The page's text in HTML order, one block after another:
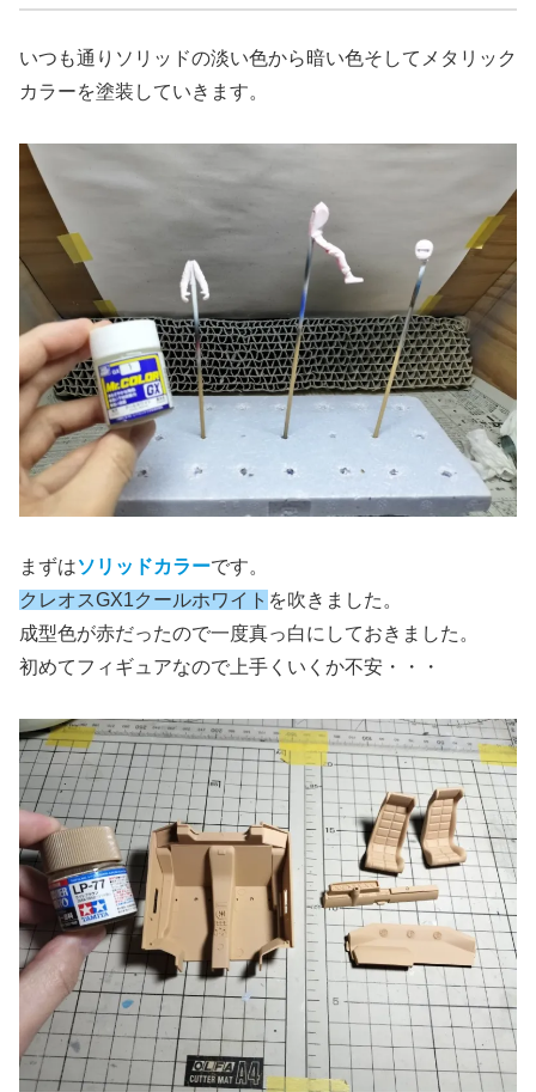
いつも通りソリッドの淡い色から暗い色そしてメタリック
カラーを塗装していきます。
まずはソリッドカラーです。
クレオスGX1クールホワイト を吹きました。
成型色が赤だったので一度真っ白にしておきました。
初めてフィギュアなので上手くいくか不安・・・